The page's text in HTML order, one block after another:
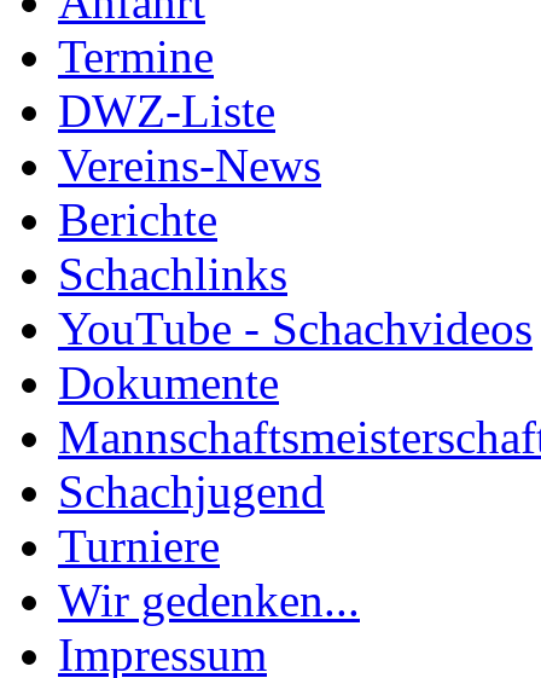
Termine
DWZ-Liste
Vereins-News
Berichte
Schachlinks
YouTube - Schachvideos
Dokumente
Schachjugend
Turniere
Wir gedenken...
Impressum